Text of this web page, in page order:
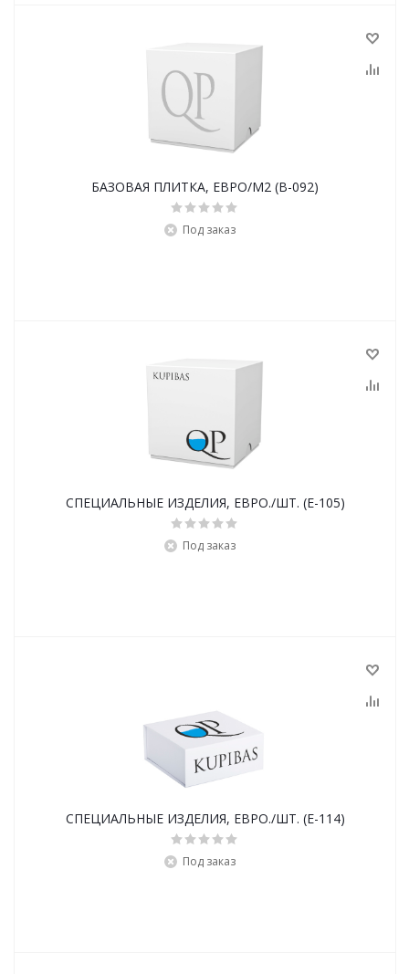
БАЗОВАЯ ПЛИТКА, ЕВРО/М2 (B-092)
Под заказ
СПЕЦИАЛЬНЫЕ ИЗДЕЛИЯ, ЕВРО./ШТ. (E-105)
Под заказ
СПЕЦИАЛЬНЫЕ ИЗДЕЛИЯ, ЕВРО./ШТ. (E-114)
Под заказ